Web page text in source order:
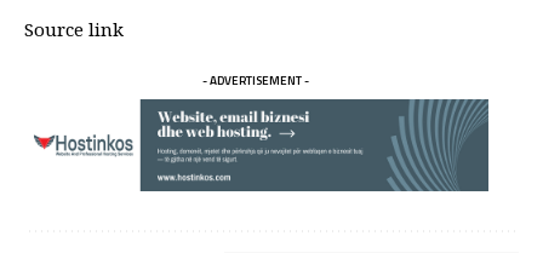
Source link
- ADVERTISEMENT -